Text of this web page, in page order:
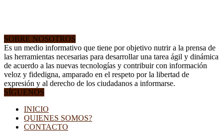
SOBRE NOSOTROS
Es un medio informativo que tiene por objetivo nutrir a la prensa de
las herramientas necesarias para desarrollar una tarea ágil y dinámica
de acuerdo a las nuevas tecnologías y contribuir con información
veloz y fidedigna, amparado en el respeto por la libertad de
expresión y al derecho de los ciudadanos a informarse.
SÍGUENOS
INICIO
QUIENES SOMOS?
CONTACTO